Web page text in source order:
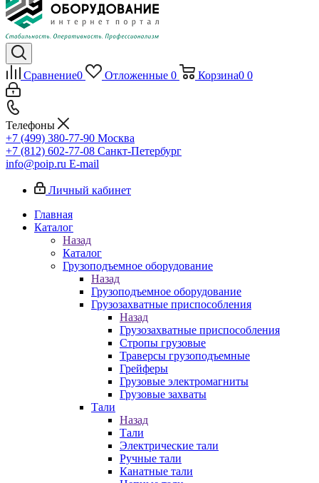
Сравнение0 Отложенные 0 Корзина0 0
Телефоны
+7 (499) 380-77-90 Москва
+7 (812) 602-77-08 Санкт-Петербург
info@poip.ru E-mail
Личный кабинет
Главная
Каталог
Назад
Каталог
Грузоподъемное оборудование
Назад
Грузоподъемное оборудование
Грузозахватные приспособления
Назад
Грузозахватные приспособления
Стропы грузовые
Траверсы грузоподъемные
Грейферы
Грузовые электромагниты
Грузовые захваты
Тали
Назад
Тали
Электрические тали
Ручные тали
Канатные тали